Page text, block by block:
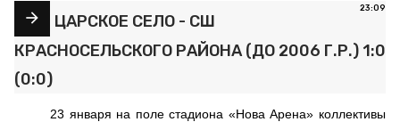
23:09
ЦАРСКОЕ СЕЛО - СШ
КРАСНОСЕЛЬСКОГО РАЙОНА (ДО 2006 Г.Р.) 1:0
(0:0)
23 января на поле стадиона «Нова Арена» коллективы